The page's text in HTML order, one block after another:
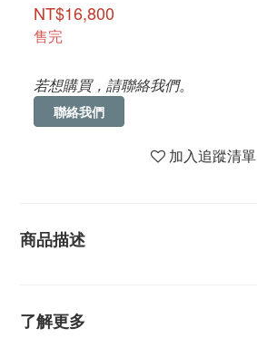
NT$16,800
售完
若想購買，請聯絡我們。
聯絡我們
加入追蹤清單
商品描述
了解更多